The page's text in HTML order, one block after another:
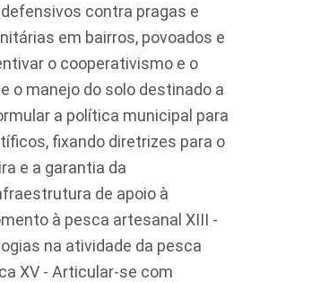
contra pragas e
em bairros, povoados e
o cooperativismo e o
o manejo do solo destinado a
a política municipal para
fixando diretrizes para o
e a garantia da
de apoio à
à pesca artesanal XIII -
na atividade da pesca
XV - Articular-se com